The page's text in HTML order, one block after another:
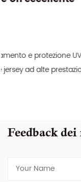
Leggings Da
Perché la selezione
fantastico legging da palestra Nel
Feedback dei